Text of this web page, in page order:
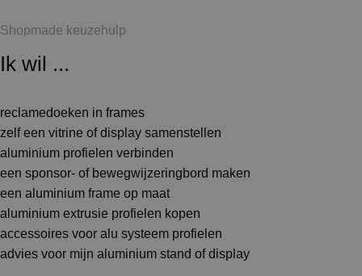
Shopmade keuzehulp
Ik wil ...
reclamedoeken in frames
zelf een vitrine of display samenstellen
aluminium profielen verbinden
een sponsor- of bewegwijzeringbord maken
een aluminium frame op maat
aluminium extrusie profielen kopen
accessoires voor alu systeem profielen
advies voor mijn aluminium stand of display